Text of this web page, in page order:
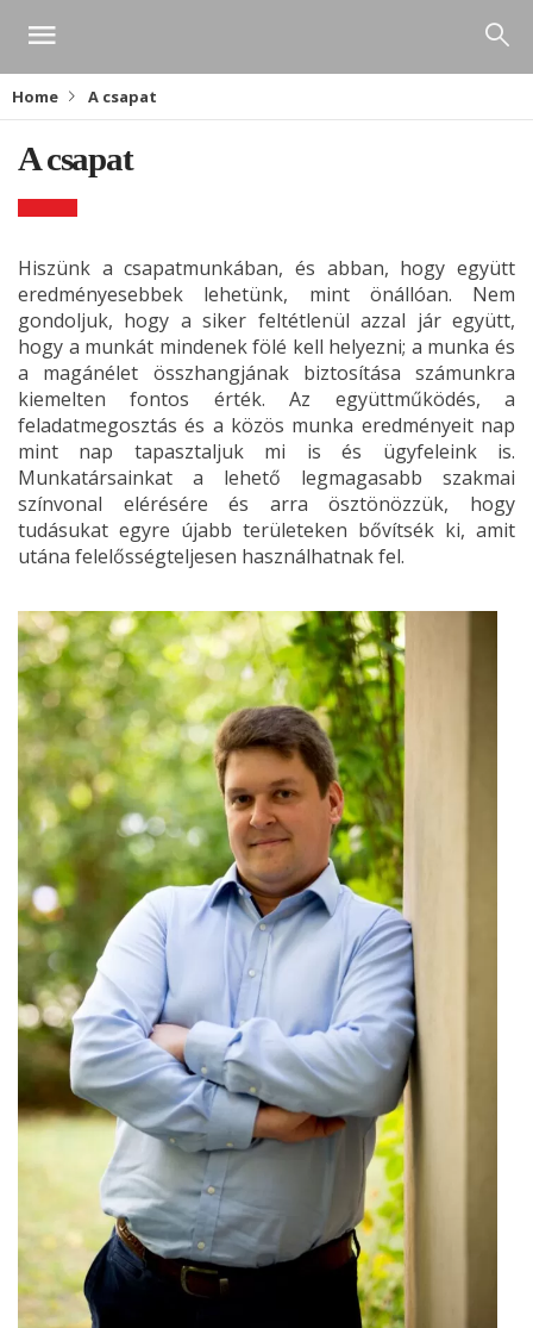
Home A csapat
A csapat
Hiszünk a csapatmunkában, és abban, hogy együtt
eredményesebbek lehetünk, mint önállóan. Nem
gondoljuk, hogy a siker feltétlenül azzal jár együtt,
hogy a munkát mindenek fölé kell helyezni; a munka és
a magánélet összhangjának biztosítása számunkra
kiemelten fontos érték. Az együttműködés, a
feladatmegosztás és a közös munka eredményeit nap
mint nap tapasztaljuk mi is és ügyfeleink is.
Munkatársainkat a lehető legmagasabb szakmai
színvonal elérésére és arra ösztönözzük, hogy
tudásukat egyre újabb területeken bővítsék ki, amit
utána felelősségteljesen használhatnak fel.